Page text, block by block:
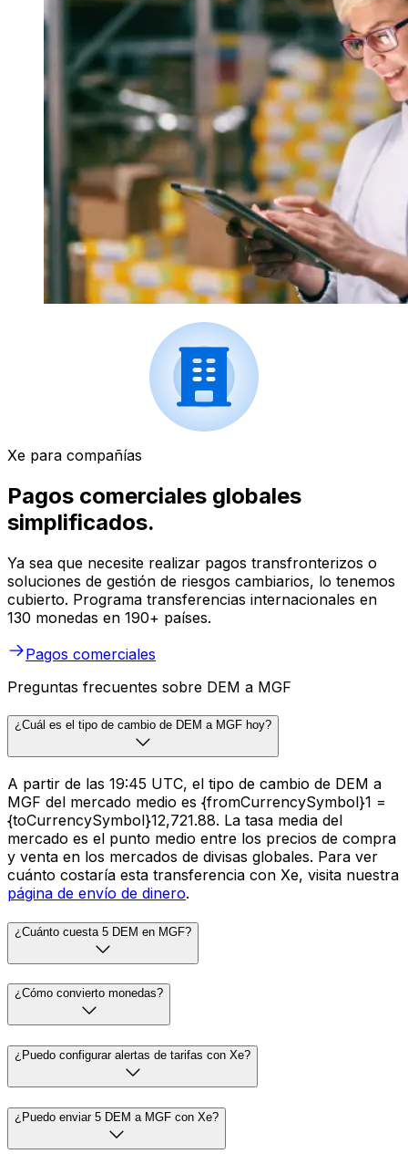
Xe para compañías
Pagos comerciales globales
simplificados.
Ya sea que necesite realizar pagos transfronterizos o
soluciones de gestión de riesgos cambiarios, lo tenemos
cubierto. Programa transferencias internacionales en
130 monedas en 190+ países.
Pagos comerciales
Preguntas frecuentes sobre DEM a MGF
¿Cuál es el tipo de cambio de DEM a MGF hoy?
A partir de las 19:45 UTC, el tipo de cambio de DEM a
MGF del mercado medio es {fromCurrencySymbol}1 =
{toCurrencySymbol}12,721.88. La tasa media del
mercado es el punto medio entre los precios de compra
y venta en los mercados de divisas globales. Para ver
cuánto costaría esta transferencia con Xe, visita nuestra
página de envío de dinero.
¿Cuánto cuesta 5 DEM en MGF?
¿Cómo convierto monedas?
¿Puedo configurar alertas de tarifas con Xe?
¿Puedo enviar 5 DEM a MGF con Xe?